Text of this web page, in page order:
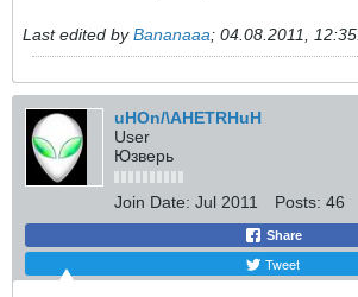
Last edited byBananaaa; 04.08.2011, 12:35
uHOn/\AHETRHuH
User
Юзверь
Join Date: Jul 2011 Posts: 46
Share
Tweet